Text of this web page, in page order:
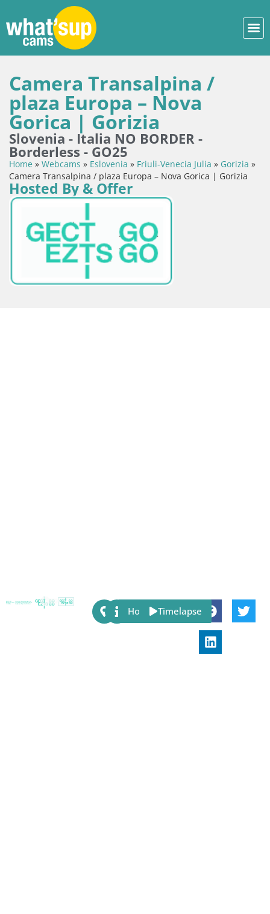
Camera Transalpina /
plaza Europa – Nova
Gorica | Gorizia
Slovenia - Italia NO BORDER -
Borderless - GO25
Home » Webcams » Eslovenia » Friuli-Venecia Julia » Gorizia »
Camera Transalpina / plaza Europa – Nova Gorica | Gorizia
Hosted By & Offer
Share:
Host Timelapse